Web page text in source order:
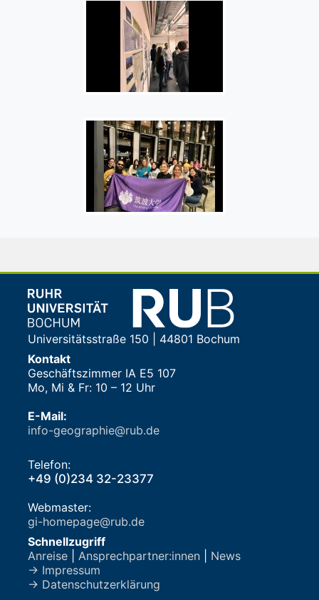
Universitätsstraße 150 | 44801 Bochum
Kontakt
Geschäftszimmer IA E5 107
Mo, Mi & Fr: 10 – 12 Uhr
E-Mail:
info-geographie@rub.de
Telefon:
+49 (0)234 32-23377
Webmaster:
gi-homepage@rub.de
Schnellzugriff
Anreise
Ansprechpartner:innen
News
→ Impressum
→ Datenschutzerklärung